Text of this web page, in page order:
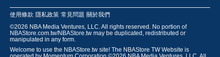
使用條款 隱私政策 常見問題 關於我們
©2026 NBA Media Ventures, LLC. All rights reserved. No portion of
NBAStore.com.tw/NBAStore.tw may be duplicated, redistributed or
manipulated in any form.
Welcome to use the NBAStore.tw site! The NBAStore TW Website is